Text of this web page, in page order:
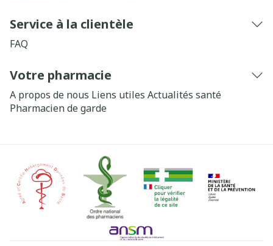
Service à la clientèle
FAQ
Votre pharmacie
A propos de nous Liens utiles Actualités santé
Pharmacien de garde